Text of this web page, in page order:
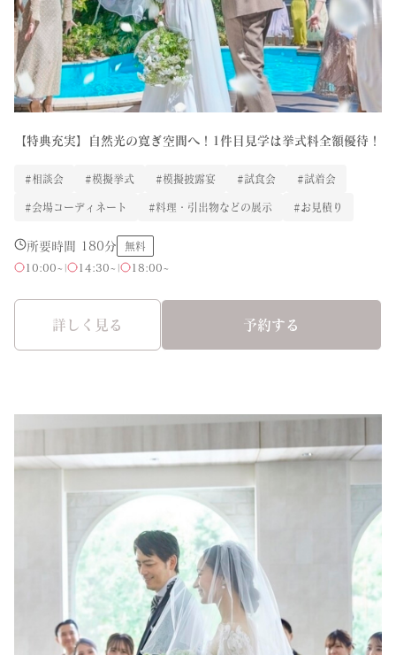
【特典充実】自然光の寛ぎ空間へ！1件目見学は挙式料全額優待！
#相談会 #模擬挙式 #模擬披露宴 #試食会 #試着会
#会場コーディネート #料理・引出物などの展示 #お見積り
所要時間 180分
無料
10:00~
14:30~ 18:00~
詳しく見る 予約する